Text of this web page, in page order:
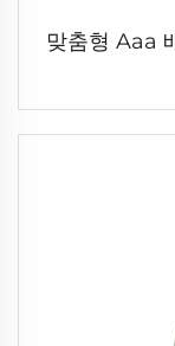
맞춤형 Aaa